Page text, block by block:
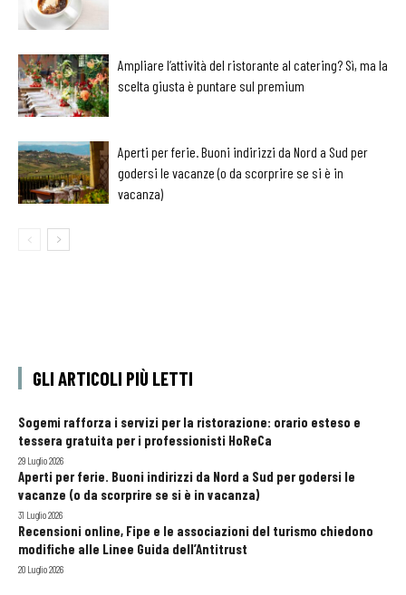
Ampliare l’attività del ristorante al catering? Sì, ma la
scelta giusta è puntare sul premium
Aperti per ferie. Buoni indirizzi da Nord a Sud per
godersi le vacanze (o da scorprire se si è in
vacanza)
GLI ARTICOLI PIÙ LETTI
Sogemi rafforza i servizi per la ristorazione: orario esteso e
tessera gratuita per i professionisti HoReCa
29 Luglio 2026
Aperti per ferie. Buoni indirizzi da Nord a Sud per godersi le
vacanze (o da scorprire se si è in vacanza)
31 Luglio 2026
Recensioni online, Fipe e le associazioni del turismo chiedono
modifiche alle Linee Guida dell’Antitrust
20 Luglio 2026